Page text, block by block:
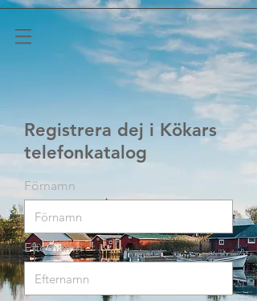
Registrera dej i Kökars
telefonkatalog
Förnamn
Efternamn